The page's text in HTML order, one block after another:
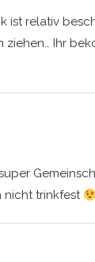
ist relativ
ziehen… Ihr
nicht trinkfest